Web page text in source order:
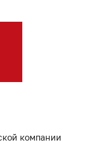
компании